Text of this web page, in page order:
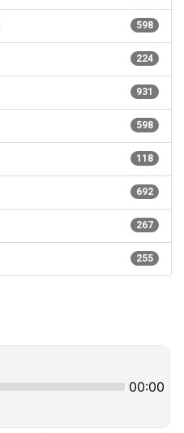
598
224
931
598
118
692
267
255